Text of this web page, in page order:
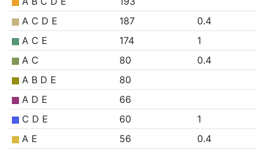
A C D E
187
0.4
A C E
174
1
A C
80
0.4
A B D E
80
A D E
66
C D E
60
1
A E
56
0.4